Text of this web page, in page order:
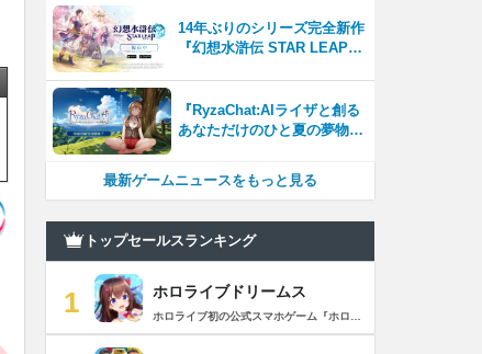
14年ぶりのシリーズ完全新作
『幻想水滸伝 STAR LEAP』
『RyzaChat:AIライザと創る
あなただけのひと夏の夢物
テムはこれまでにない新鮮な
最新ゲームニュースをもっと見る
トップセールスランキング
1 ホロライブドリームス